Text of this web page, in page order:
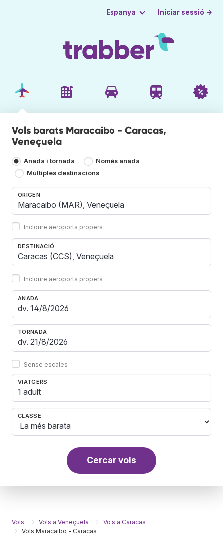
Espanya Iniciar sessió →
Vols barats Maracaibo - Caracas,
Veneçuela
Anada i tornada
Només anada
Múltiples destinacions
ORIGEN
Incloure aeroports propers
DESTINACIÓ
Incloure aeroports propers
ANADA
TORNADA
Sense escales
VIATGERS
1 adult
CLASSE
Cercar vols
Vols Vols a Veneçuela
Vols a Caracas
Vols Maracaibo - Caracas